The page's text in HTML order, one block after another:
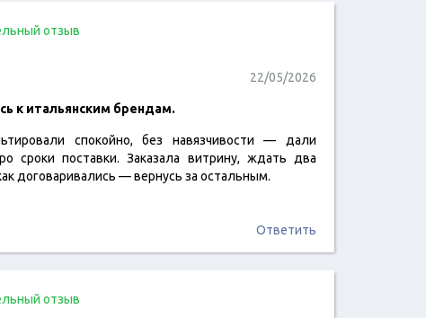
читать отзыв
отзыв
22/05/2026
к итальянским брендам.
спокойно, без навязчивости — дали
сроки поставки. Заказала витрину, ждать два
договаривались — вернусь за остальным.
Ответить
отзыв